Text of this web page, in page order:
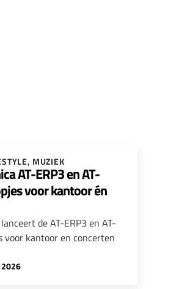
, MUZIEK
AT-ERP3 en AT-
voor kantoor én
de AT-ERP3 en AT-
voor kantoor en concerten